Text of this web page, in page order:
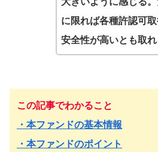
に限れば各種許認可
安全性が高いとも取れ
この記事でわかること
・本ファンドの基本情報
・本ファンドのポイント